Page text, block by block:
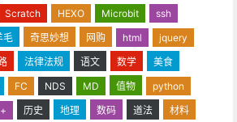
Scratch HEXO Microbit
ssh
毛 奇思妙想 网购 html
jquery
法律法规 语文 数学
美食
FC NDS MD 值物
python
历史 地理 数码 道法
材料